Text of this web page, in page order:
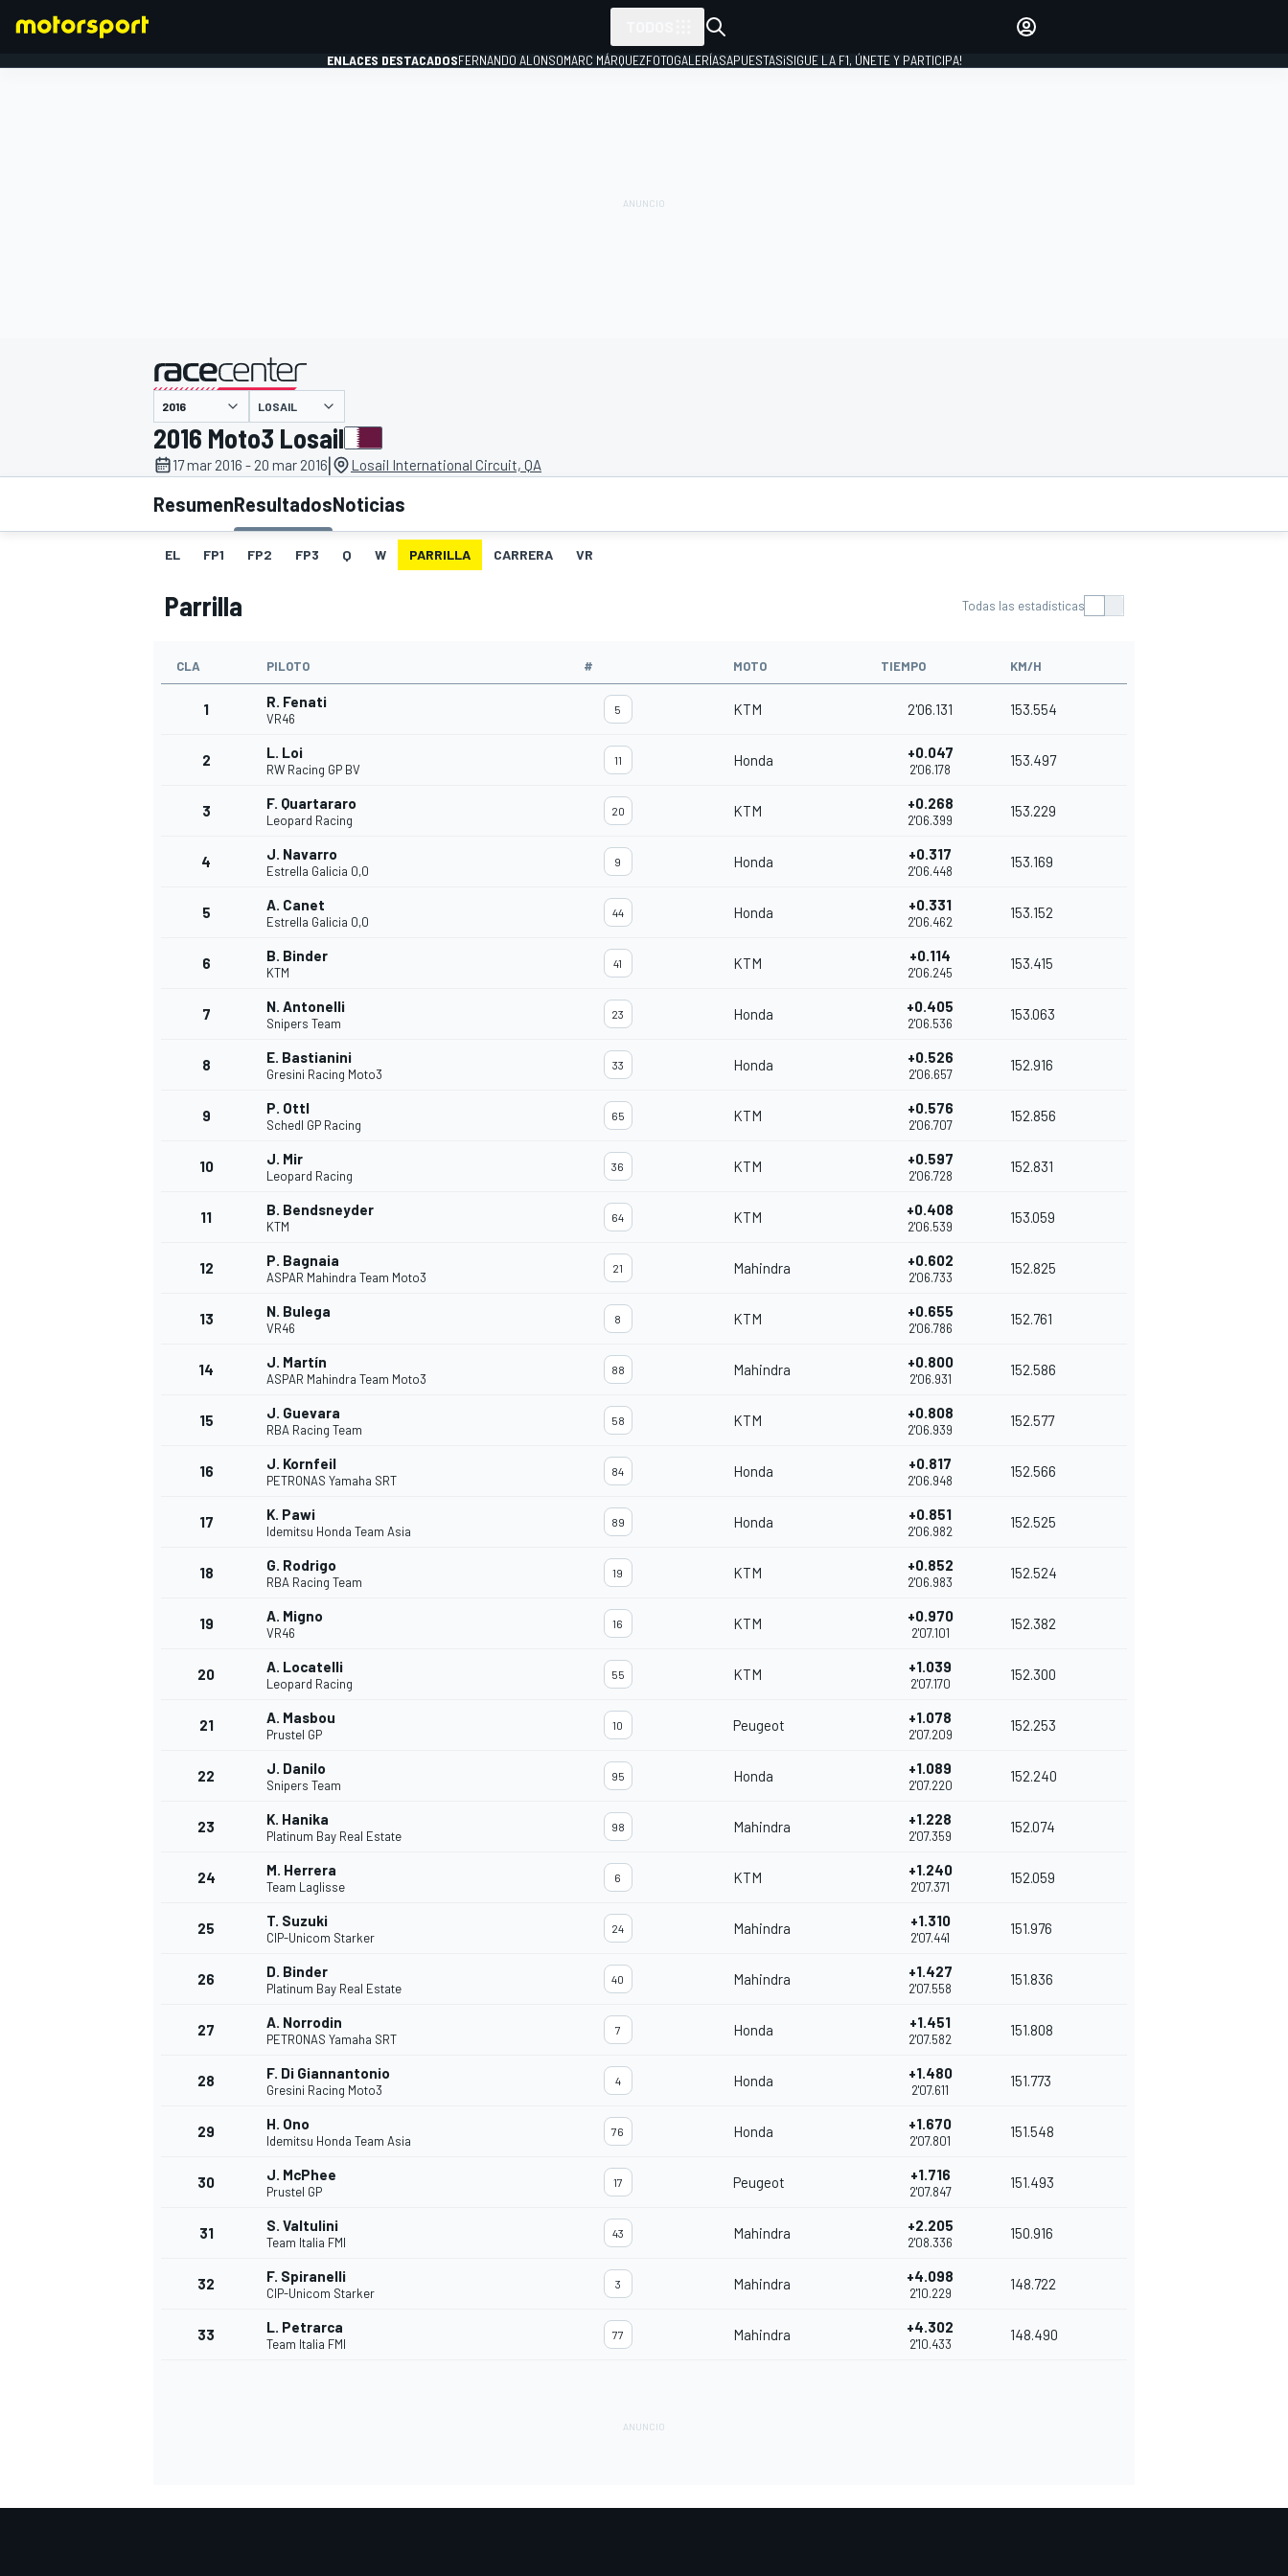
INDYCAR WRC
FÓRMULA E
MÁS CATEGORÍAS
ENLACES DESTACADOSFERNANDO ALONSOMARC MÁRQUEZFOTOGALERÍASAPUESTAS¡SIGUE LA F1, ÚNETE Y PARTICIPA!
presentado por
LOSAIL
2016 Moto3 Losail
17 mar 2016 - 20 mar 2016| Losail International Circuit, QA
ResumenResultadosNoticias
EL FP1 FP2 FP3 Q W PARRILLA CARRERA VR
Parrilla Todas las estadísticas
CLA PILOTO # MOTO TIEMPO KM/H
1 R. Fenati
VR46
5 KTM 2'06.131 153.554
2 L. Loi
RW Racing GP BV
11 Honda +0.047
2'06.178
153.497
3 F. Quartararo
Leopard Racing
20 KTM +0.268
2'06.399
153.229
4 J. Navarro
Estrella Galicia 0,0
9 Honda +0.317
2'06.448
153.169
5 A. Canet
Estrella Galicia 0,0
44 Honda +0.331
2'06.462
153.152
6 B. Binder
KTM
41 KTM +0.114
2'06.245
153.415
7 N. Antonelli
Snipers Team
23 Honda +0.405
2'06.536
153.063
8 E. Bastianini
Gresini Racing Moto3
33 Honda +0.526
2'06.657
152.916
9 P. Ottl
Schedl GP Racing
65 KTM +0.576
2'06.707
152.856
10 J. Mir
Leopard Racing
36 KTM +0.597
2'06.728
152.831
11 B. Bendsneyder
KTM
64 KTM +0.408
2'06.539
153.059
12 P. Bagnaia
ASPAR Mahindra Team Moto3
21 Mahindra +0.602
2'06.733
152.825
13 N. Bulega
VR46
8 KTM +0.655
2'06.786
152.761
14 J. Martín
ASPAR Mahindra Team Moto3
88 Mahindra +0.800
2'06.931
152.586
15 J. Guevara
RBA Racing Team
58 KTM +0.808
2'06.939
152.577
16 J. Kornfeil
PETRONAS Yamaha SRT
84 Honda +0.817
2'06.948
152.566
17 K. Pawi
Idemitsu Honda Team Asia
89 Honda +0.851
2'06.982
152.525
18 G. Rodrigo
RBA Racing Team
19 KTM +0.852
2'06.983
152.524
19 A. Migno
VR46
16 KTM +0.970
2'07.101
152.382
20 A. Locatelli
Leopard Racing
55 KTM +1.039
2'07.170
152.300
21 A. Masbou
Prustel GP
10 Peugeot +1.078
2'07.209
152.253
22 J. Danilo
Snipers Team
95 Honda +1.089
2'07.220
152.240
23 K. Hanika
Platinum Bay Real Estate
98 Mahindra +1.228
2'07.359
152.074
24 M. Herrera
Team Laglisse
6 KTM +1.240
2'07.371
152.059
25 T. Suzuki
CIP-Unicom Starker
24 Mahindra +1.310
2'07.441
151.976
26 D. Binder
Platinum Bay Real Estate
40 Mahindra +1.427
2'07.558
151.836
27 A. Norrodin
PETRONAS Yamaha SRT
7 Honda +1.451
2'07.582
151.808
28 F. Di Giannantonio
Gresini Racing Moto3
4 Honda +1.480
2'07.611
151.773
29 H. Ono
Idemitsu Honda Team Asia
76 Honda +1.670
2'07.801
151.548
30 J. McPhee
Prustel GP
17 Peugeot +1.716
2'07.847
151.493
31 S. Valtulini
Team Italia FMI
43 Mahindra +2.205
2'08.336
150.916
32 F. Spiranelli
CIP-Unicom Starker
3 Mahindra +4.098
2'10.229
148.722
33 L. Petrarca
Team Italia FMI
77 Mahindra +4.302
2'10.433
148.490